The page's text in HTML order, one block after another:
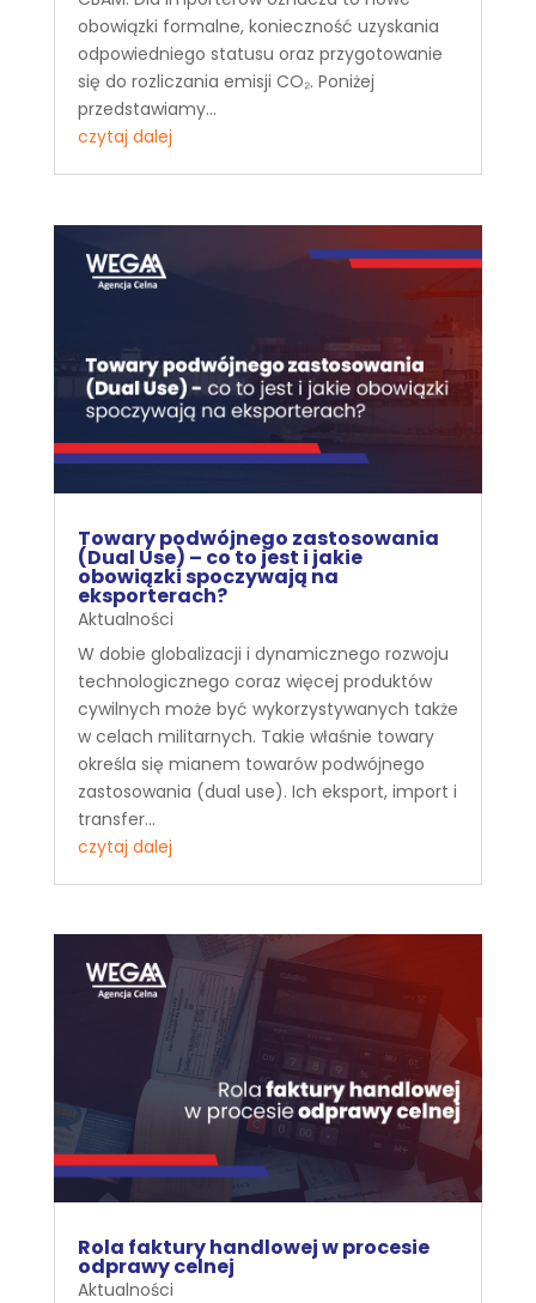
obowiązki formalne, konieczność uzyskania
odpowiedniego statusu oraz przygotowanie
się do rozliczania emisji CO₂. Poniżej
przedstawiamy...
czytaj dalej
Towary podwójnego zastosowania
(Dual Use) – co to jest i jakie
obowiązki spoczywają na
eksporterach?
Aktualności
W dobie globalizacji i dynamicznego rozwoju
technologicznego coraz więcej produktów
cywilnych może być wykorzystywanych także
w celach militarnych. Takie właśnie towary
określa się mianem towarów podwójnego
zastosowania (dual use). Ich eksport, import i
transfer...
czytaj dalej
Rola faktury handlowej w procesie
odprawy celnej
Aktualności